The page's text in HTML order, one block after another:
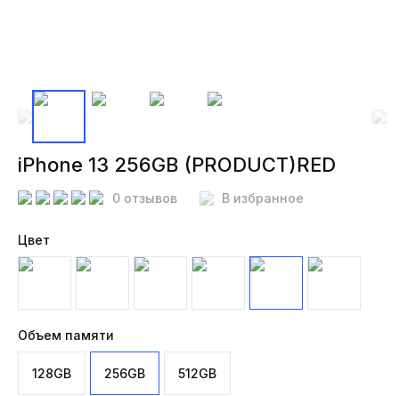
iPhone 13 256GB (PRODUCT)RED
0 отзывов В избранное
Цвет
Объем памяти
128GB 256GB 512GB